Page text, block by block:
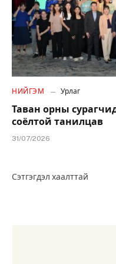
НИЙГЭМ Урлаг
Таван орны
соёлтой танилцав
31/07/2026
Сэтгэгдэл хаалттай